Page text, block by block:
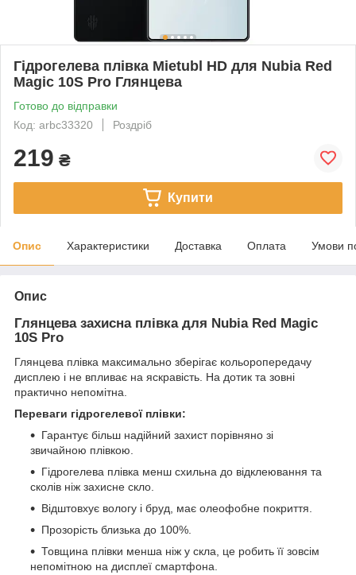
Гідрогелева плівка Mietubl HD для Nubia Red
Magic 10S Pro Глянцева
Готово до відправки
Код: arbc33320
Роздріб
219 ₴
Купити
Опис Характеристики Доставка Оплата Умови
Опис
Глянцева захисна плівка для Nubia Red Magic
10S Pro
Глянцева плівка максимально зберігає кольоропередачу
дисплею і не впливає на яскравість. На дотик та зовні
практично непомітна.
Переваги гідрогелевої плівки:
Гарантує більш надійний захист порівняно зі
звичайною плівкою.
Гідрогелева плівка менш схильна до відклеювання та
сколів ніж захисне скло.
Відштовхує вологу і бруд, має олеофобне покриття.
Прозорість близька до 100%.
Товщина плівки менша ніж у скла, це робить її зовсім
непомітною на дисплеї смартфона.